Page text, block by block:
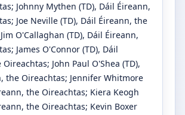
; Johnny Mythen (TD), Dáil Éireann,
; Joe Neville (TD), Dáil Éireann, the
Jim O'Callaghan (TD), Dáil Éireann,
; James O'Connor (TD), Dáil
Oireachtas; John Paul O'Shea (TD),
the Oireachtas; Jennifer Whitmore
the Oireachtas; Kiera Keogh
the Oireachtas; Kevin Boxer